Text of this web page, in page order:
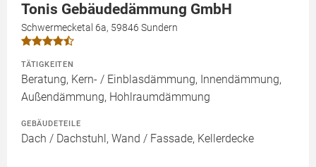
Tonis Gebäudedämmung GmbH
Schwermecketal 6a, 59846 Sundern
TÄTIGKEITEN
Beratung, Kern- / Einblasdämmung, Innendämmung,
Außendämmung, Hohlraumdämmung
GEBÄUDETEILE
Dach / Dachstuhl, Wand / Fassade, Kellerdecke